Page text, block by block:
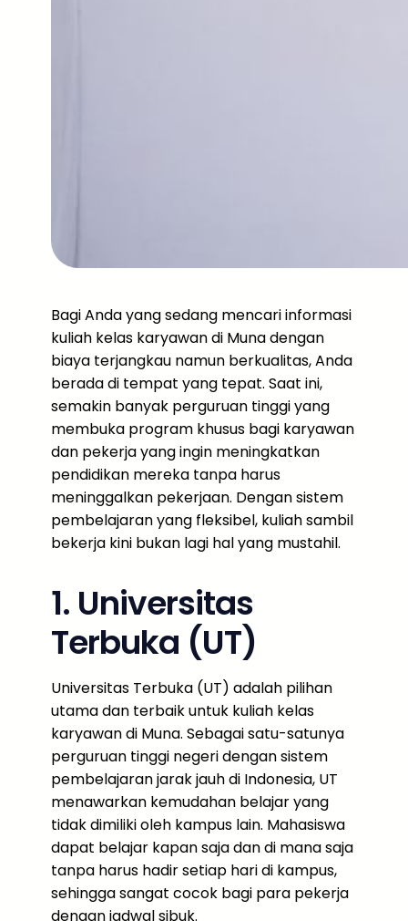
Bagi Anda yang sedang mencari informasi
kuliah kelas karyawan di Muna dengan
biaya terjangkau namun berkualitas, Anda
berada di tempat yang tepat. Saat ini,
semakin banyak perguruan tinggi yang
membuka program khusus bagi karyawan
dan pekerja yang ingin meningkatkan
pendidikan mereka tanpa harus
meninggalkan pekerjaan. Dengan sistem
pembelajaran yang fleksibel, kuliah sambil
bekerja kini bukan lagi hal yang mustahil.
1. Universitas
Terbuka (UT)
Universitas Terbuka (UT) adalah pilihan
utama dan terbaik untuk kuliah kelas
karyawan di Muna. Sebagai satu-satunya
perguruan tinggi negeri dengan sistem
pembelajaran jarak jauh di Indonesia, UT
menawarkan kemudahan belajar yang
tidak dimiliki oleh kampus lain. Mahasiswa
dapat belajar kapan saja dan di mana saja
tanpa harus hadir setiap hari di kampus,
sehingga sangat cocok bagi para pekerja
dengan jadwal sibuk.